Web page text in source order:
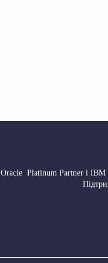
Platinum Partner і IBM